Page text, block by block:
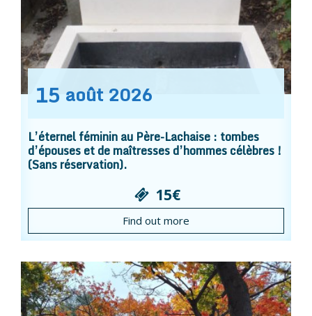
15 août 2026
L’éternel féminin au Père-Lachaise : tombes
d’épouses et de maîtresses d’hommes célèbres !
(Sans réservation).
15€
Find out more